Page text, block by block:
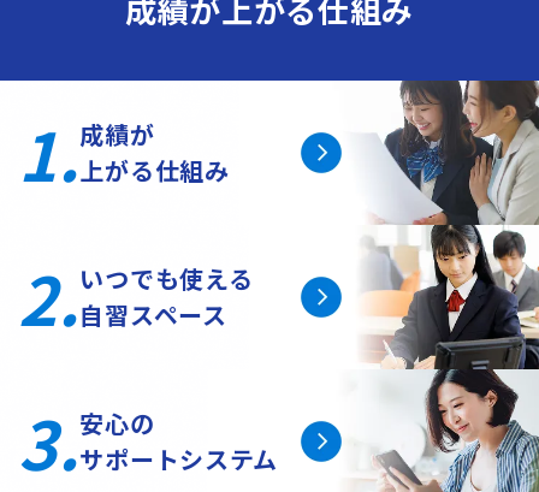
成績が上がる仕組み
1.成績が
上がる仕組み
2.いつでも使える
自習スペース
3.安心の
サポートシステム